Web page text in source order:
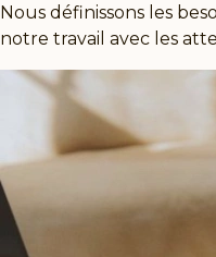
Nous définissons les
notre travail avec les